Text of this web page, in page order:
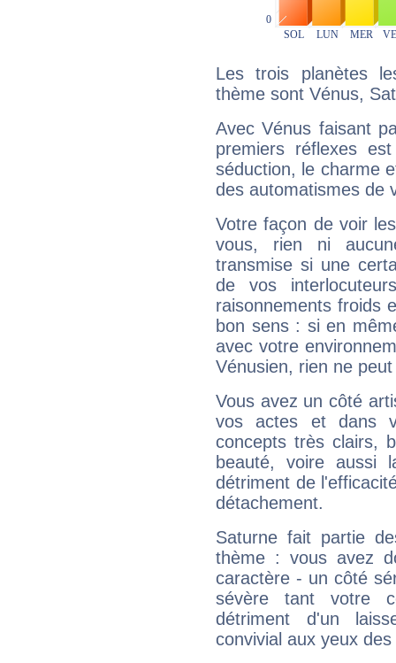
Les trois planètes
thème sont Vénus,
Avec Vénus faisant
premiers réflexes
séduction, le charme
des automatismes de
Votre façon de voir
vous, rien ni
transmise si une
de vos
raisonnements froids
bon sens : si en
avec votre
Vénusien, rien ne
Vous avez un côté
vos actes et dans
concepts très clairs,
beauté, voire aussi
détriment de
détachement.
Saturne fait partie
thème : vous avez
caractère - un côté
sévère tant votre
détriment d'un
convivial aux yeux